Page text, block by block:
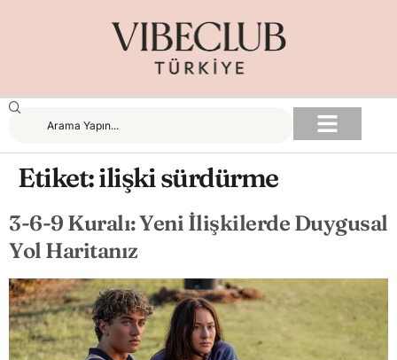
Etiket:ilişki sürdürme
3-6-9 Kuralı: Yeni İlişkilerde Duygusal
Yol Haritanız